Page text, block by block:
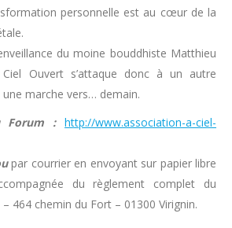
personnelle est au cœur de la
du moine bouddhiste Matthieu
Ouvert s’attaque donc à un autre
marche vers… demain.
Forum : http://www.association-a-ciel-
par courrier en envoyant sur papier libre
du règlement complet du
464 chemin du Fort – 01300 Virignin.